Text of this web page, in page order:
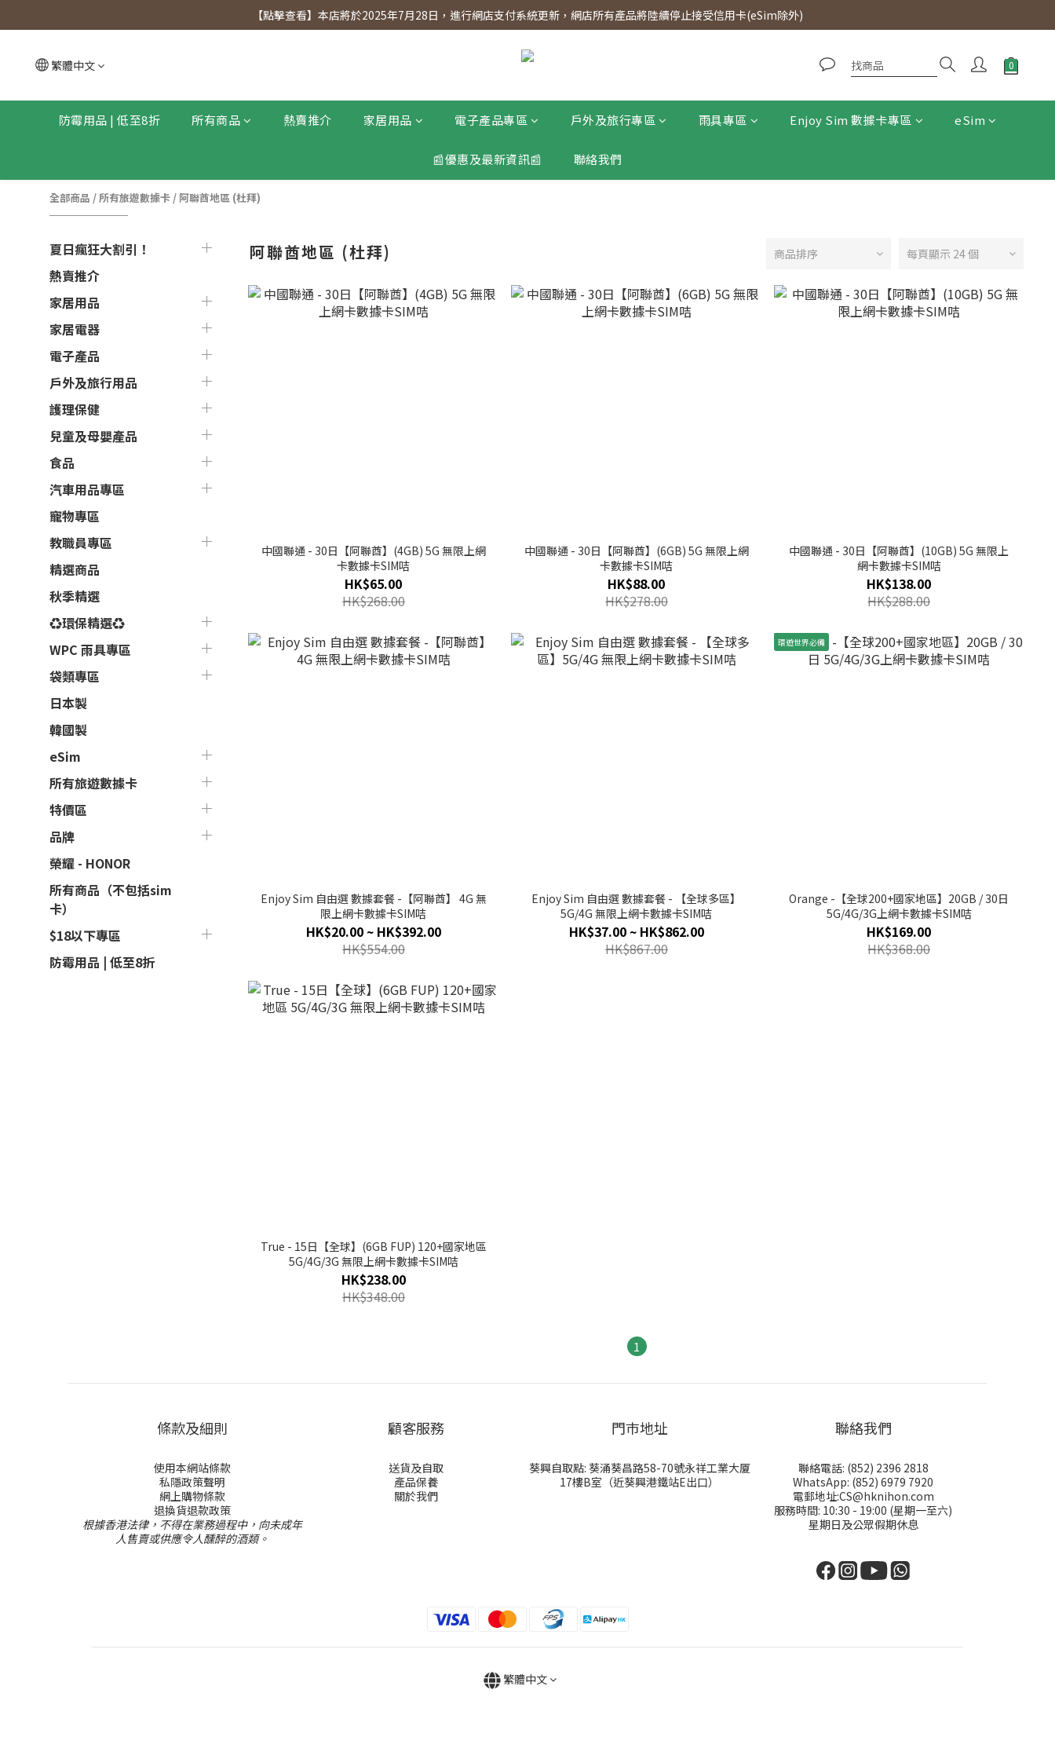
【點擊查看】會員專享 星期三全單95折!!!（優惠期至2026年12月31日）。滿$300即免運費。
【點擊查看】本店將於2025年7月28日，進行網店支付系統更新，網店所有產品將陸續停止接受信用卡(eSim除外)
繁體中文
防霉用品 | 低至8折 所有商品 熱賣推介 家居用品 電子產品專區 戶外及旅行專區 雨具專區 Enjoy Sim 數據卡專區 eSim
📰優惠及最新資訊📰 聯絡我們
全部商品 /所有旅遊數據卡 / 阿聯酋地區 (杜拜)
夏日瘋狂大割引！
熱賣推介
家居用品
家居電器
電子產品
戶外及旅行用品
護理保健
兒童及母嬰產品
食品
汽車用品專區
寵物專區
教職員專區
精選商品
秋季精選
♻環保精選♻
WPC 雨具專區
袋類專區
日本製
韓國製
eSim
所有旅遊數據卡
特價區
品牌
榮耀 - HONOR
所有商品（不包括sim
卡）
$18以下專區
防霉用品 | 低至8折
阿聯酋地區 (杜拜) 商品排序 每頁顯示 24 個
中國聯通 - 30日【阿聯酋】(4GB) 5G 無限上網
卡數據卡SIM咭
HK$65.00
HK$268.00
中國聯通 - 30日【阿聯酋】(6GB) 5G 無限上網
卡數據卡SIM咭
HK$88.00
HK$278.00
中國聯通 - 30日【阿聯酋】(10GB) 5G 無限上
網卡數據卡SIM咭
HK$138.00
HK$288.00
Enjoy Sim 自由選 數據套餐 -【阿聯酋】 4G 無
限上網卡數據卡SIM咭
HK$20.00 ~ HK$392.00
HK$554.00
Enjoy Sim 自由選 數據套餐 - 【全球多區】
5G/4G 無限上網卡數據卡SIM咭
HK$37.00 ~ HK$862.00
HK$867.00
環遊世界必備
Orange -【全球200+國家地區】20GB / 30日
5G/4G/3G上網卡數據卡SIM咭
HK$169.00
HK$368.00
True - 15日【全球】(6GB FUP) 120+國家地區
5G/4G/3G 無限上網卡數據卡SIM咭
HK$238.00
HK$348.00
1
條款及細則
使用本網站條款
私隱政策聲明
網上購物條款
退換貨退款政策
根據香港法律，不得在業務過程中，向未成年
人售賣或供應令人醺醉的酒類。
顧客服務
送貨及自取
產品保養
關於我們
門巿地址
葵興自取點: 葵涌葵昌路58-70號永祥工業大厦
17樓B室（近葵興港鐵站E出口）
聯絡我們
聯絡電話: (852) 2396 2818
WhatsApp: (852) 6979 7920
電郵地址:CS@hknihon.com
服務時間: 10:30 - 19:00 (星期一至六)
星期日及公眾假期休息
繁體中文